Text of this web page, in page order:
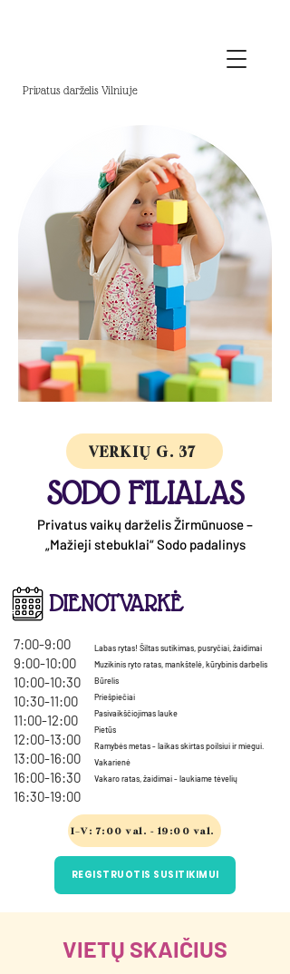
Privatus darželis Vilniuje
SODO FILIALAS
Privatus vaikų darželis Žirmūnuose –
„Mažieji stebuklai“ Sodo padalinys
VERKIŲ G. 37
DIENOTVARKĖ
7:00-9:00
9:00-10:00
10:00-10:30
10:30-11:00
11:00-12:00
12:00-13:00
13:00-16:00
16:00-16:30
16:30-19:00
Labas rytas! Šiltas sutikimas, pusryčiai, žaidimai
Muzikinis ryto ratas, mankštelė, kūrybinis darbelis
Būrelis
Priešpiečiai
Pasivaikščiojimas lauke
Pietūs
Ramybės metas - laikas skirtas poilsiui ir miegui.
Vakarienė
Vakaro ratas, žaidimai - laukiame tėvelių
I–V: 7:00 val. - 19:00 val.
REGISTRUOTIS SUSITIKIMUI
VIETŲ SKAIČIUS